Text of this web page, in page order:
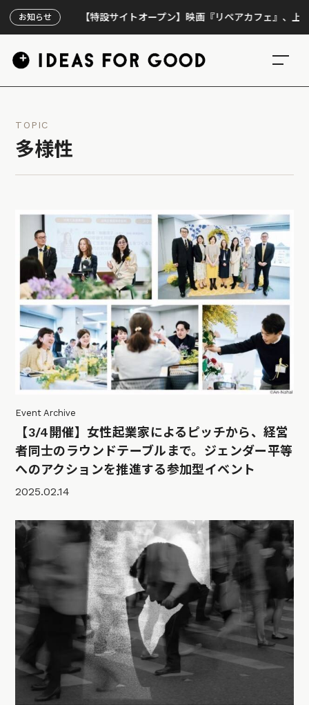
お知らせ【特設サイトオープン】映画『リペアカフェ』、上映300回
TOPIC
多様性
Event Archive
【3/4開催】女性起業家によるピッチから、経営
者同士のラウンドテーブルまで。ジェンダー平等
へのアクションを推進する参加型イベント
2025.02.14